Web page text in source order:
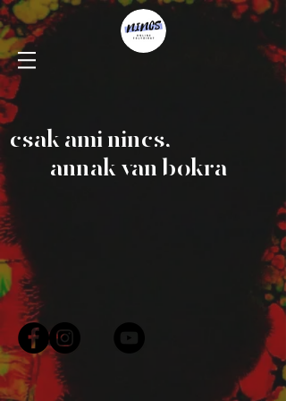
csak ami nincs,
annak van bokra